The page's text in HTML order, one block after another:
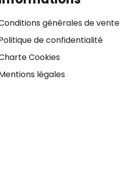
générales de vente
de confidentialité
Cookies
légales